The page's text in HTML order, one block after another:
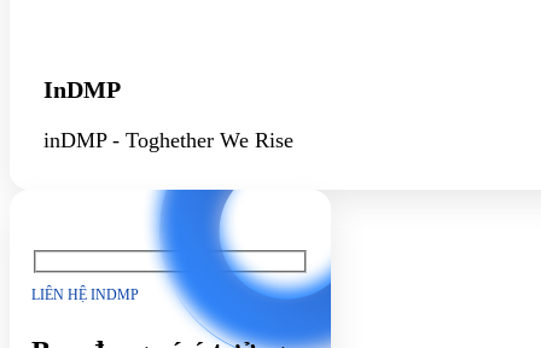
InDMP
inDMP - Toghether We Rise
LIÊN HỆ INDMP